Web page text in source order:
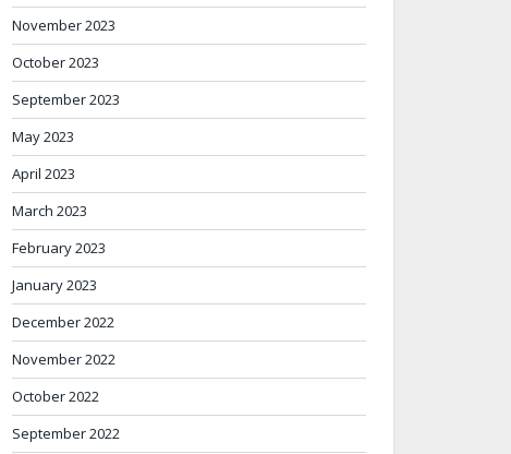
November 2023
October 2023
September 2023
May 2023
April 2023
March 2023
February 2023
January 2023
December 2022
November 2022
October 2022
September 2022